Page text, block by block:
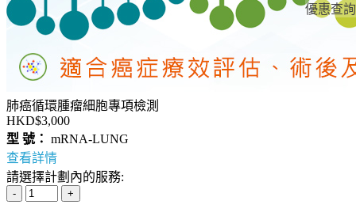
優惠查詢
肺癌循環腫瘤細胞專項檢測
HKD$3,000
型 號： mRNA-LUNG
查看詳情
請選擇計劃內的服務: